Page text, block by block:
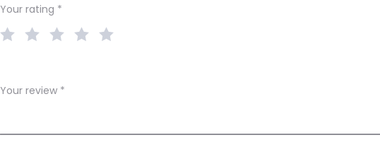
e
w
Your rating *
Your review *